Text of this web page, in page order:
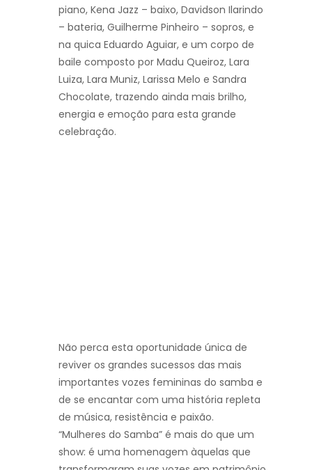
piano, Kena Jazz – baixo, Davidson Ilarindo
– bateria, Guilherme Pinheiro – sopros, e
na quica Eduardo Aguiar, e um corpo de
baile composto por Madu Queiroz, Lara
Luiza, Lara Muniz, Larissa Melo e Sandra
Chocolate, trazendo ainda mais brilho,
energia e emoção para esta grande
celebração.
Não perca esta oportunidade única de
reviver os grandes sucessos das mais
importantes vozes femininas do samba e
de se encantar com uma história repleta
de música, resistência e paixão.
“Mulheres do Samba” é mais do que um
show: é uma homenagem àquelas que